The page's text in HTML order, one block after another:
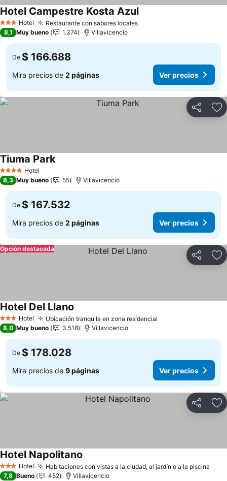
3 Estrellas
Hotel Restaurante con sabores localesVer precios
Hotel Campestre Kosta AzulVer precios
8,1 Muy bueno 1.374 Villavicencio
De $ 166.688
Mira precios de 2 páginas Ver precios
Compartir
4 EstrellasHotel
Tiuma ParkVer precios
8,3 Muy bueno 55 Villavicencio
De $ 167.532
Mira precios de 2 páginas Ver precios
Compartir
Opción destacada
3 Estrellas
Hotel Ubicación tranquila en zona residencial
Hotel Del Llano
8,0 Muy bueno 3.518 Villavicencio
De $ 178.028
Mira precios de 9 páginas Ver precios
Compartir
3 Estrellas
Hotel Habitaciones con vistas a la ciudad, al jardín o a la piscina
Hotel Napolitano
7,8 Bueno 452 Villavicencio